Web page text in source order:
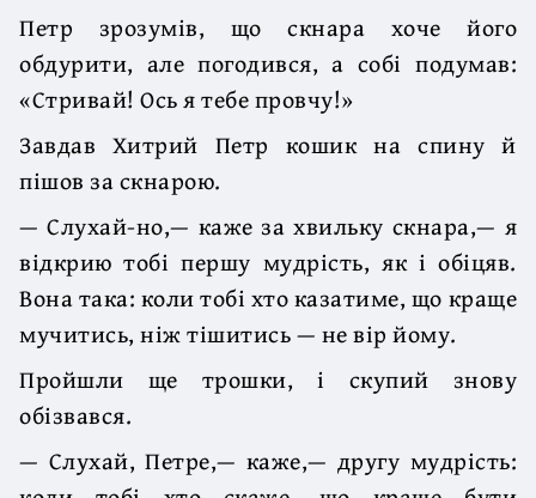
Петр зрозумів, що скнара хоче його
обдурити, але погодився, а собі подумав:
«Стривай! Ось я тебе провчу!»
Завдав Хитрий Петр кошик на спину й
пішов за скнарою.
— Слухай-но,— каже за хвильку скнара,— я
відкрию тобі першу мудрість, як і обіцяв.
Вона така: коли тобі хто казатиме, що краще
мучитись, ніж тішитись — не вір йому.
Пройшли ще трошки, і скупий знову
обізвався.
— Слухай, Петре,— каже,— другу мудрість: